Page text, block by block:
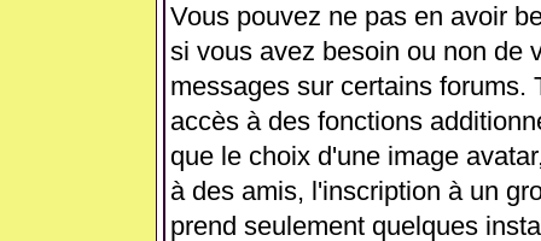
Vous pouvez ne pas en avoir
si vous avez besoin ou non de
messages sur certains forums.
accès à des fonctions
que le choix d'une image
à des amis, l'inscription à un
prend seulement quelques